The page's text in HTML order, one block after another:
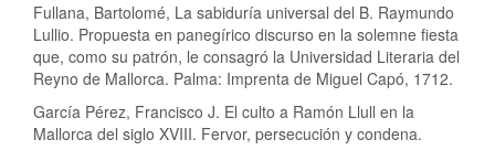
Fullana, Bartolomé, La sabiduría universal del B. Raymundo
Lullio. Propuesta en panegírico discurso en la solemne fiesta
que, como su patrón, le consagró la Universidad Literaria del
Reyno de Mallorca. Palma: Imprenta de Miguel Capó, 1712.
García Pérez, Francisco J. El culto a Ramón Llull en la
Mallorca del siglo XVIII. Fervor, persecución y condena.